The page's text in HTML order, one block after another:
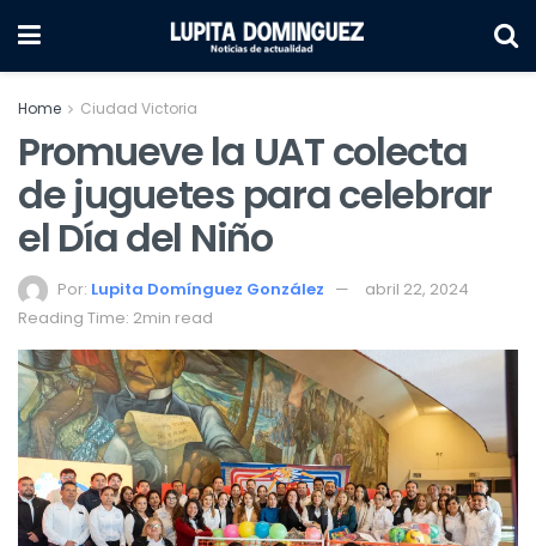
Home Ciudad Victoria
Promueve la UAT colecta
de juguetes para celebrar
el Día del Niño
Por: Lupita Domínguez González
abril 22, 2024
Reading Time: 2min read